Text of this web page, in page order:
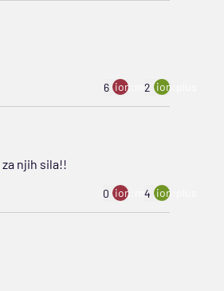
6 ion:minus
2 ion:plus
njih sila!!
0 ion:minus
4 ion:plus